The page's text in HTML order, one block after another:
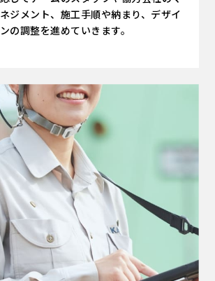
ネジメント、施工手順や納まり、デザイ
ンの調整を進めていきます。